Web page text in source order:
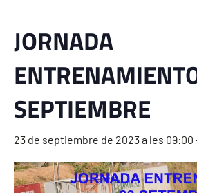
JORNADA
SEPTIEMBRE
23 de septiembre de 2023 a les 09:00